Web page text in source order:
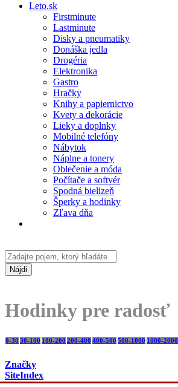
Leto.sk
Firstminute
Lastminute
Disky a pneumatiky
Donáška jedla
Drogéria
Elektronika
Gastro
Hračky
Knihy a papiernictvo
Kvety a dekorácie
Lieky a doplnky
Mobilné telefóny
Nábytok
Náplne a tonery
Oblečenie a móda
Počítače a softvér
Spodná bielizeň
Šperky a hodinky
Zľava dňa
Nájdi
Hodinky pre radosť
0-30 30-100 100-200 200-400 400-500 500-1000 1000-2000
Značky
SiteIndex